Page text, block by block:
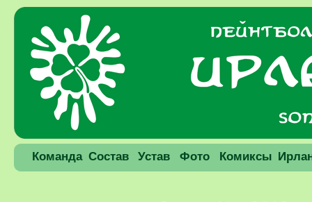
Команда Состав Устав Фото Комиксы